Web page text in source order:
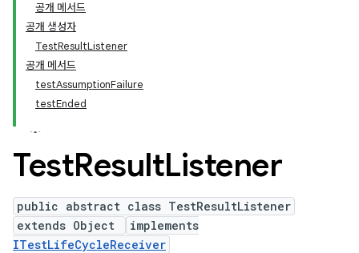
공개 메서드
공개 생성자
TestResultListener
공개 메서드
testAssumptionFailure
testEnded
TestResultListener
public abstract class TestResultListener
extends Object
implements
ITestLifeCycleReceiver